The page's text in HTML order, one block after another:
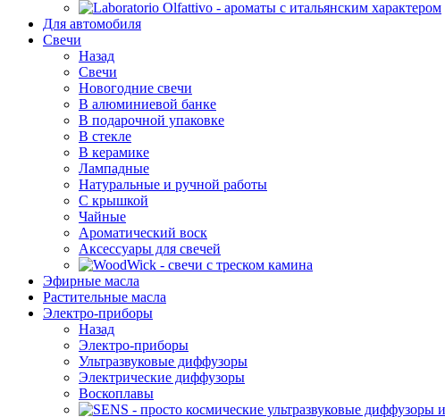
Для автомобиля
Свечи
Назад
Свечи
Новогодние свечи
В алюминиевой банке
В подарочной упаковке
В стекле
В керамике
Лампадные
Натуральные и ручной работы
С крышкой
Чайные
Ароматический воск
Аксессуары для свечей
Эфирные масла
Растительные масла
Электро-приборы
Назад
Электро-приборы
Ультразвуковые диффузоры
Электрические диффузоры
Воскоплавы